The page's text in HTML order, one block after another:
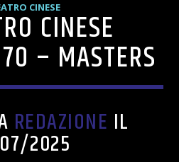
CINESE
CINESE
– MASTERS
REDAZIONE IL
2025